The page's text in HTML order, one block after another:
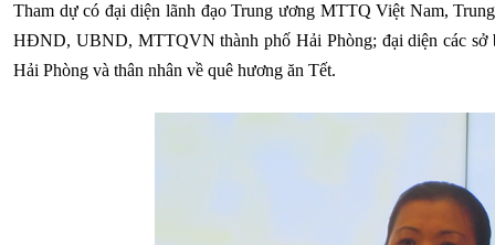
Tham dự có đại diện lãnh đạo Trung ương MTTQ Việt Nam,
HĐND, UBND, MTTQVN thành phố Hải Phòng; đại diện các sở
Hải Phòng và thân nhân về quê hương ăn Tết.